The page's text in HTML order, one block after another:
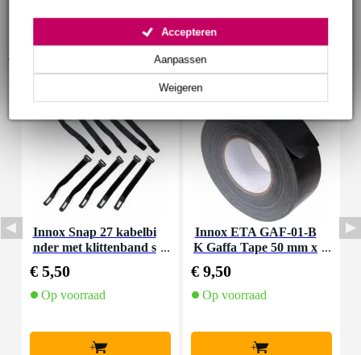
Weigeren
Aanpassen
Accepteren
Innox Snap 27 kabelbi
nder met klittenband s
€ 5,50
Op voorraad
+
Innox ETA GAF-01-B
K Gaffa Tape 50 mm x
€ 9,50
Op voorraad
+